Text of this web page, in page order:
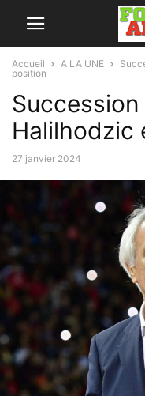
Accueil A LA UNE
position
Halilhodzic
27 janvier 2024